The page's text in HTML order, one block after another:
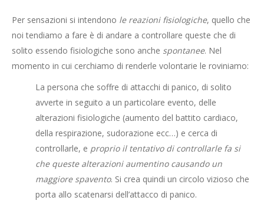
Per sensazioni si intendono le reazioni fisiologiche, quello che
noi tendiamo a fare è di andare a controllare queste che di
solito essendo fisiologiche sono anche spontanee. Nel
momento in cui cerchiamo di renderle volontarie le roviniamo:
La persona che soffre di attacchi di panico, di solito
avverte in seguito a un particolare evento, delle
alterazioni fisiologiche (aumento del battito cardiaco,
della respirazione, sudorazione ecc…) e cerca di
controllarle, e proprio il tentativo di controllarle fa si
che queste alterazioni aumentino causando un
maggiore spavento. Si crea quindi un circolo vizioso che
porta allo scatenarsi dell’attacco di panico.